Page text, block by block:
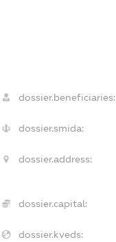
dossier.beneficiaries:
dossier.smida:
dossier.address:
dossier.capital:
dossier.kveds: